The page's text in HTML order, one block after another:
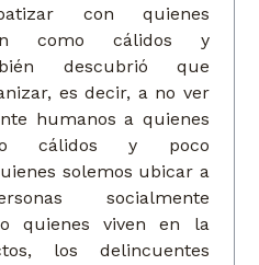
con quienes
como cálidos y
descubrió que
es decir, a no ver
humanos a quienes
cálidos y poco
solemos ubicar a
socialmente
quienes viven en la
los delincuentes